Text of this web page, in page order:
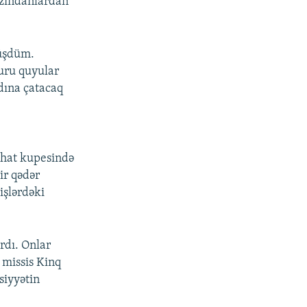
quyular
çatacaq
kupesində
qədər
Onlar
Kinq